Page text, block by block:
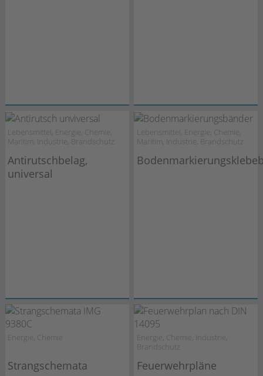
Lebensmittel, Energie, Chemie,
Maritim, Industrie, Brandschutz
Antirutschbelag,
universal
Lebensmittel, Energie, Chemie,
Maritim, Industrie, Brandschutz
Energie, Chemie
Strangschemata
Energie, Chemie, Industrie,
Brandschutz
Feuerwehrpläne